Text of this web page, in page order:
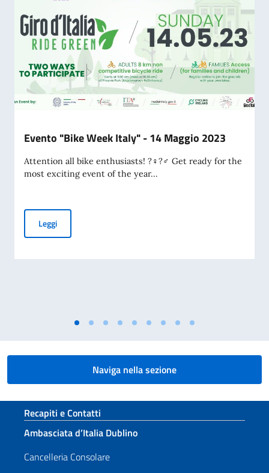
Evento "Bike Week Italy" - 14 Maggio 2023
Attention all bike enthusiasts! ?‍♀️?‍♂️ Get ready for the
most exciting event of the year...
LeggiEvento "Bike Week Italy" - 14 Maggio 2023
Naviga nella sezione
Sezione footer
Recapiti e Contatti
Ambasciata d’Italia Dublino
Cancelleria Consolare